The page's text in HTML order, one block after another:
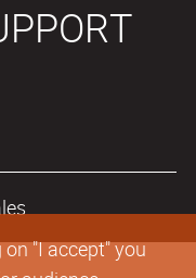
"I accept" you